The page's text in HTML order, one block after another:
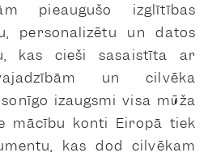
pieaugušo izglītības
personalizētu un datos
kas cieši sasaistīta ar
un cilvēka
izaugsmi visa mūža
mācību konti Eiropā tiek
kas dod cilvēkam